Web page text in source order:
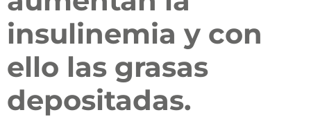
insulinemia y con
ello las grasas
depositadas.